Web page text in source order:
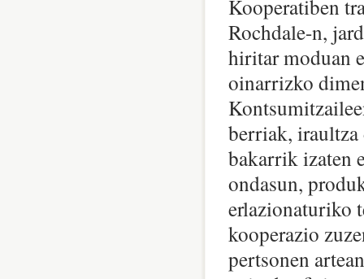
Kooperatiben
Rochdale-n,
hiritar moduan
oinarrizko
berriak,
bakarrik izaten
ondasun,
erlazionaturiko
kooperazio
pertsonen